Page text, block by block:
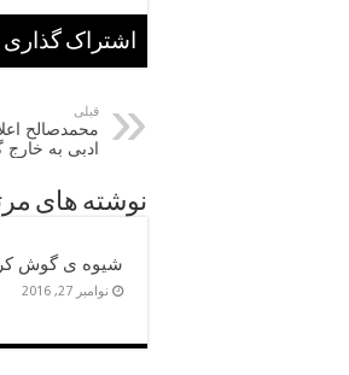
اشتراک گذاری
قبلی
محمدصالح
ادبی به
نوشته های
شیوه ی گوش
نوامبر 27, 2016